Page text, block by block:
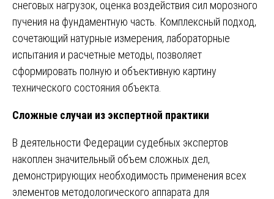
снеговых нагрузок, оценка воздействия сил морозного
пучения на фундаментную часть. Комплексный подход,
сочетающий натурные измерения, лабораторные
испытания и расчетные методы, позволяет
сформировать полную и объективную картину
технического состояния объекта.
Сложные случаи из экспертной практики
В деятельности Федерации судебных экспертов
накоплен значительный объем сложных дел,
демонстрирующих необходимость применения всех
элементов методологического аппарата для